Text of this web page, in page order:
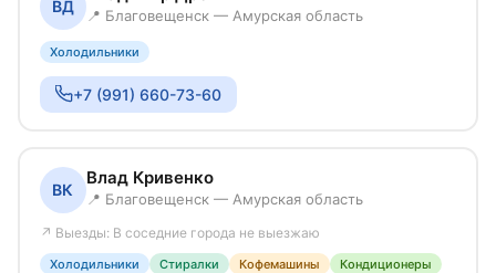
ВД 📍 Благовещенск — Амурская область
Холодильники
+7 (991) 660-73-60
ВК
Влад Кривенко
📍 Благовещенск — Амурская область
↗ Выезды: В соседние города не выезжаю
Холодильники Стиралки Кофемашины
Кондиционеры